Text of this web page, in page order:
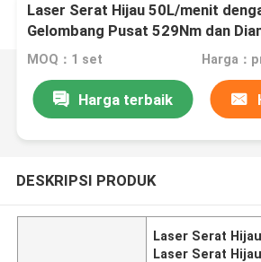
Laser Serat Hijau 50L/menit
Gelombang Pusat 529Nm dan
MOQ：1 set Harga：
Harga terbaik
DESKRIPSI PRODUK
Laser Serat
Laser Serat